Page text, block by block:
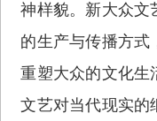
神样貌。新大众文
的生产与传播方式
重塑大众的文化生
文艺对当代现实的